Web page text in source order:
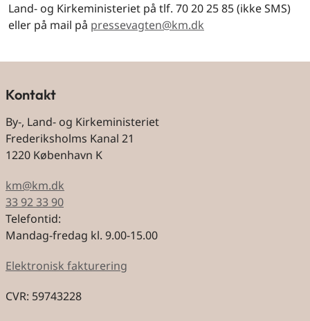
Land- og Kirkeministeriet på tlf. 70 20 25 85 (ikke SMS)
eller på mail på pressevagten@km.dk
Kontakt
By-, Land- og Kirkeministeriet
Frederiksholms Kanal 21
1220 København K
km@km.dk
33 92 33 90
Telefontid:
Mandag-fredag kl. 9.00-15.00
Elektronisk fakturering
CVR: 59743228